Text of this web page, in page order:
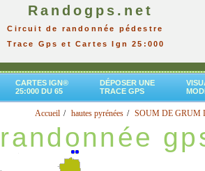
Randogps.net
Circuit de randonnée pédestre
Trace Gps et Cartes Ign 25:000
CARTES IGN®
25:000 DU 65
DÉPOSER UNE
TRACE GPS
Accueil hautes pyrénées SOUM DE GRUM
randonnée